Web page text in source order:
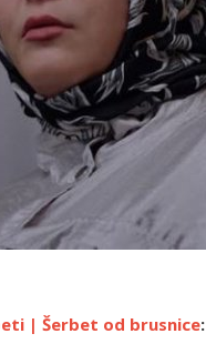
| Šerbet od brusnice: